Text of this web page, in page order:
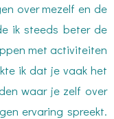
over mezelf en de
ik steeds beter de
met activiteiten
ik dat je vaak het
waar je zelf over
ervaring spreekt.